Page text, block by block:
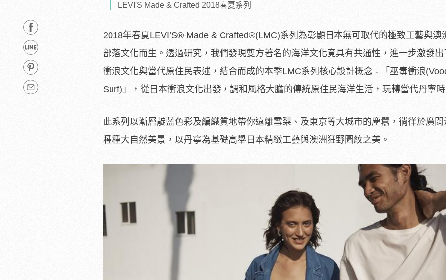
LEVI'S Made & Crafted 2018春夏系列
2018年春夏LEVI’S® Made & Crafted®(LMC)系列為彰顯日本無可取代的極致工藝與澳
部落文化而生。透過研究，我們發現雙方著名的海洋文化竟具有共通性，進一步激發出
衝浪文化與當代原住民表述，結合而成的本季LMC系列核心設計概念 - 「巫毒衝浪
Surf)」，從日本衝浪文化出發，調和風格大膽的傳統原住民海洋生活，玩轉當代丹寧
此系列以漸層靛藍色彩及編織質地帶你遠離雪梨、及東京等大城市的塵囂，徜徉於廣闊
種種大自然美景，以丹寧為基礎高舉日本精緻工藝與澳洲狂野圖紋之美。